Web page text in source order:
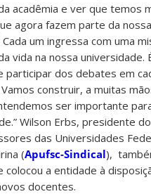
acadêmia e ver que temos
agora fazem parte da nossa
um ingressa com uma
vida na nossa universidade.
participar dos debates em
construir, a muitas
ser importante
Wilson Erbs, presidente
das Universidades
(Apufsc-Sindical),
colocou a entidade à
docentes.